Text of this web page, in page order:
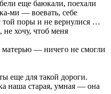
еще баюкали, поехали
ми — воевать, себе
той поры и не вернулися …
хочу, чтоб меня
матерью — ничего не смогли
еще для такой дороги.
наша старая, умная — она